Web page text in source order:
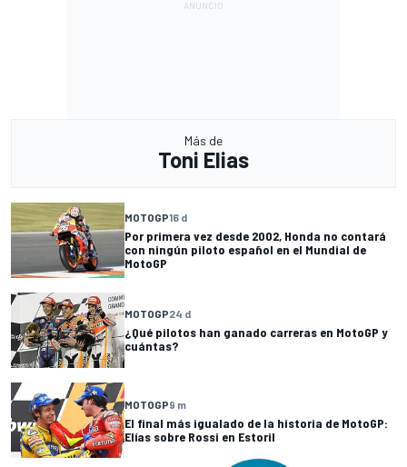
Más de
Toni Elias
MOTOGP16 d
Por primera vez desde 2002, Honda no contará
con ningún piloto español en el Mundial de
MotoGP
MOTOGP24 d
¿Qué pilotos han ganado carreras en MotoGP y
cuántas?
MOTOGP9 m
El final más igualado de la historia de MotoGP:
Elías sobre Rossi en Estoril